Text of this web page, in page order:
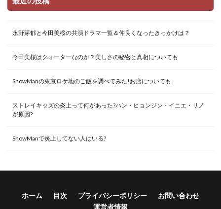
永野芽郁と今田美桜の共演ドラマ一覧＆仲良くなったきっかけは？
今田美桜はクォーターなのか？美しさの秘密と真相についても
SnowManの東京ロケ地のご飯を調べてみた!お店についても
ストレイキッズの炎上って何があった?ハン・ヒョンジン・イニエ・リノ
が原因?
SnowManで炎上してない人はいる?
ホーム 目次 プライバシーポリシー
お問い合わせ
運営者情報